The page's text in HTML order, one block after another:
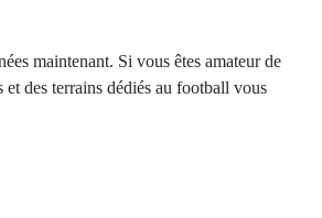
maintenant. Si vous êtes amateur de
des terrains dédiés au football vous